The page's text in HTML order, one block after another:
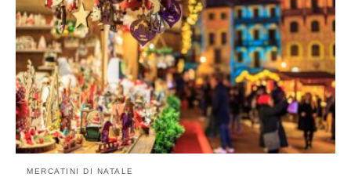
MERCATINI DI NATALE